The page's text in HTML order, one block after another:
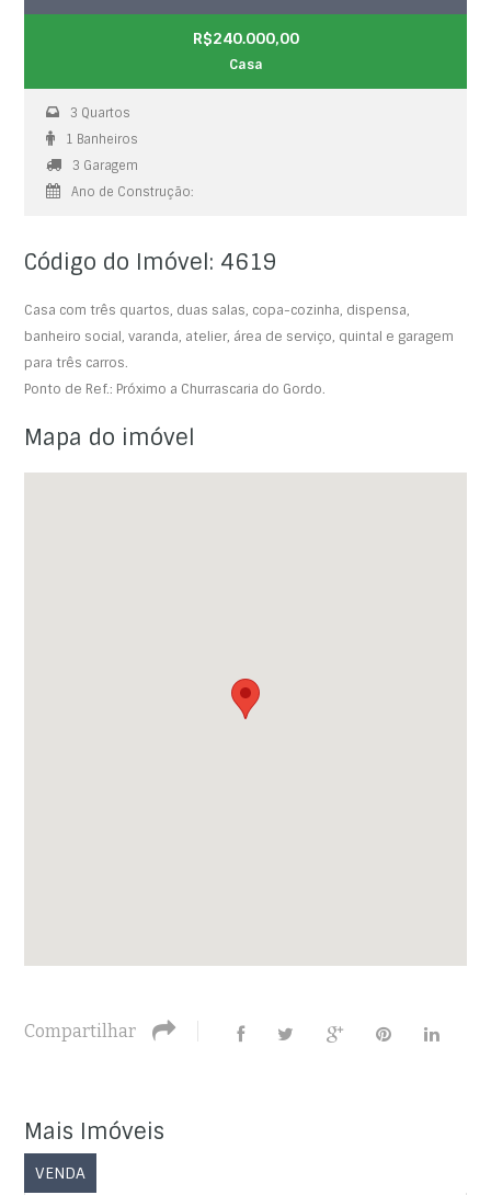
R$240.000,00
Casa
3 Quartos
1 Banheiros
3 Garagem
Ano de Construção:
Código do Imóvel: 4619
Casa com três quartos, duas salas, copa-cozinha, dispensa,
banheiro social, varanda, atelier, área de serviço, quintal e garagem
para três carros.
Ponto de Ref.: Próximo a Churrascaria do Gordo.
Mapa do imóvel
Compartilhar
Mais Imóveis
VENDA